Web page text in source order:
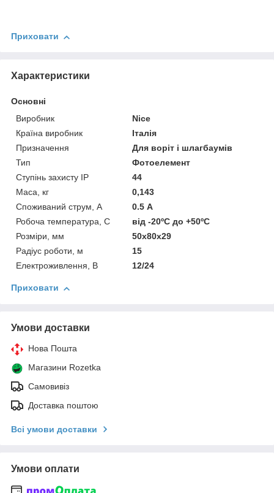
Приховати
Характеристики
Основні
Виробник
Nice
Країна виробник
Італія
Призначення
Для воріт і шлагбаумів
Тип
Фотоелемент
Ступінь захисту IP
44
Маса, кг
0,143
Споживаний струм, А
0.5 А
Робоча температура, С
від -20ºС до +50ºС
Розміри, мм
50x80x29
Радіус роботи, м
15
Електроживлення, В
12/24
Приховати
Умови доставки
Нова Пошта
Магазини Rozetka
Самовивіз
Доставка поштою
Всі умови доставки
Умови оплати